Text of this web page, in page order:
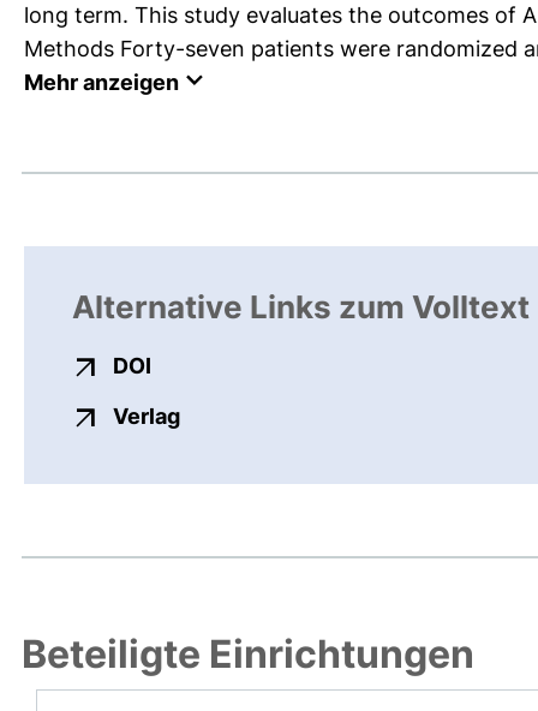
long term. This study evaluates the outcomes of
Methods Forty-seven patients were randomized
Mehr anzeigen
Alternative Links zum Volltext
DOI
Verlagexterner Link, öffnet neues
Beteiligte Einrichtungen